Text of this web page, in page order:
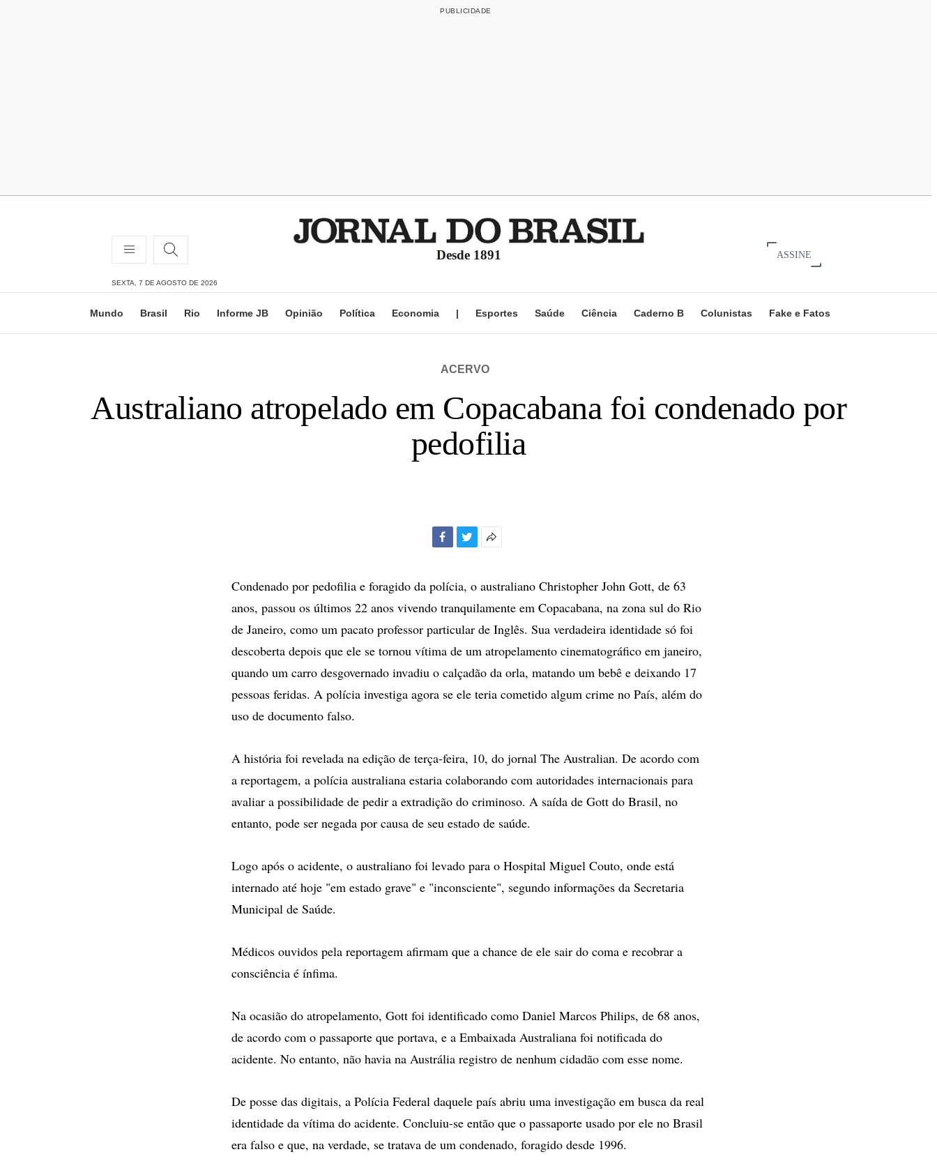
Desde 1891 ASSINE
SEXTA, 7 DE AGOSTO DE 2026
Mundo Brasil Rio Informe JB Opinião Política Economia | Esportes Saúde Ciência Caderno B Colunistas Fake e Fatos
ACERVO
Australiano atropelado em Copacabana foi condenado por
pedofilia
compartilhamento
Condenado por pedofilia e foragido da polícia, o australiano Christopher John Gott, de 63
anos, passou os últimos 22 anos vivendo tranquilamente em Copacabana, na zona sul do Rio
de Janeiro, como um pacato professor particular de Inglês. Sua verdadeira identidade só foi
descoberta depois que ele se tornou vítima de um atropelamento cinematográfico em janeiro,
quando um carro desgovernado invadiu o calçadão da orla, matando um bebê e deixando 17
pessoas feridas. A polícia investiga agora se ele teria cometido algum crime no País, além do
uso de documento falso.
A história foi revelada na edição de terça-feira, 10, do jornal The Australian. De acordo com
a reportagem, a polícia australiana estaria colaborando com autoridades internacionais para
avaliar a possibilidade de pedir a extradição do criminoso. A saída de Gott do Brasil, no
entanto, pode ser negada por causa de seu estado de saúde.
Logo após o acidente, o australiano foi levado para o Hospital Miguel Couto, onde está
internado até hoje "em estado grave" e "inconsciente", segundo informações da Secretaria
Municipal de Saúde.
Médicos ouvidos pela reportagem afirmam que a chance de ele sair do coma e recobrar a
consciência é ínfima.
Na ocasião do atropelamento, Gott foi identificado como Daniel Marcos Philips, de 68 anos,
de acordo com o passaporte que portava, e a Embaixada Australiana foi notificada do
acidente. No entanto, não havia na Austrália registro de nenhum cidadão com esse nome.
De posse das digitais, a Polícia Federal daquele país abriu uma investigação em busca da real
identidade da vítima do acidente. Concluiu-se então que o passaporte usado por ele no Brasil
era falso e que, na verdade, se tratava de um condenado, foragido desde 1996.